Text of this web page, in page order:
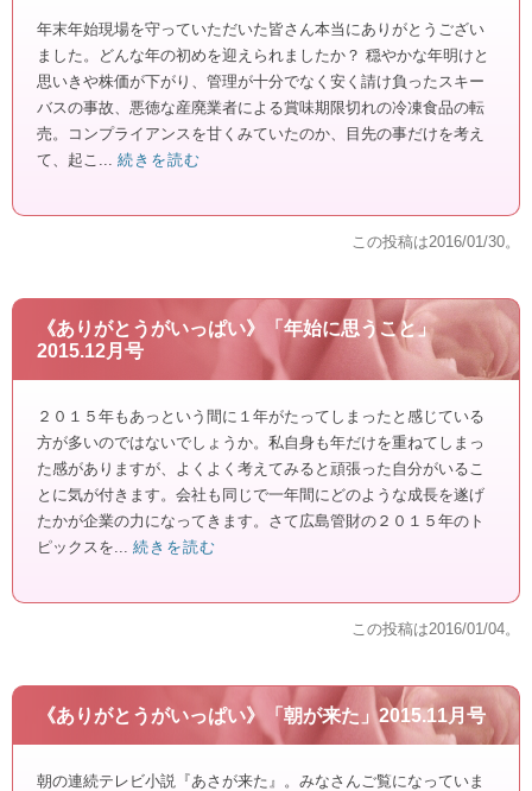
年末年始現場を守っていただいた皆さん本当にありがとうござい
ました。どんな年の初めを迎えられましたか？ 穏やかな年明けと
思いきや株価が下がり、管理が十分でなく安く請け負ったスキー
バスの事故、悪徳な産廃業者による賞味期限切れの冷凍食品の転
売。コンプライアンスを甘くみていたのか、目先の事だけを考え
て、起こ... 続きを読む
この投稿は2016/01/30。
《ありがとうがいっぱい》「年始に思うこと」
2015.12月号
２０１５年もあっという間に１年がたってしまったと感じている
方が多いのではないでしょうか。私自身も年だけを重ねてしまっ
た感がありますが、よくよく考えてみると頑張った自分がいるこ
とに気が付きます。会社も同じで一年間にどのような成長を遂げ
たかが企業の力になってきます。さて広島管財の２０１５年のト
ピックスを... 続きを読む
この投稿は2016/01/04。
《ありがとうがいっぱい》「朝が来た」2015.11月号
朝の連続テレビ小説『あさが来た』。みなさんご覧になっていま